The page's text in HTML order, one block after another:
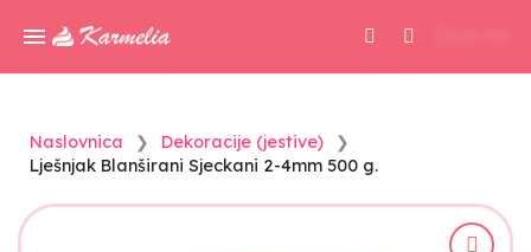
Naslovnica
Dekoracije (jestive)
Lješnjak Blanširani Sjeckani 2-4mm 500 g.